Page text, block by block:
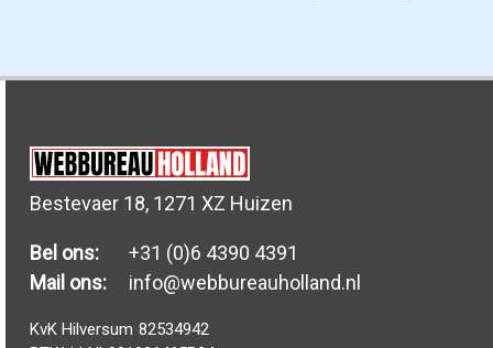
Bestevaer 18, 1271 XZ Huizen
Bel ons:
+31 (0)6 4390 4391
Mail ons:
info@webbureauholland.nl
KvK Hilversum 82534942